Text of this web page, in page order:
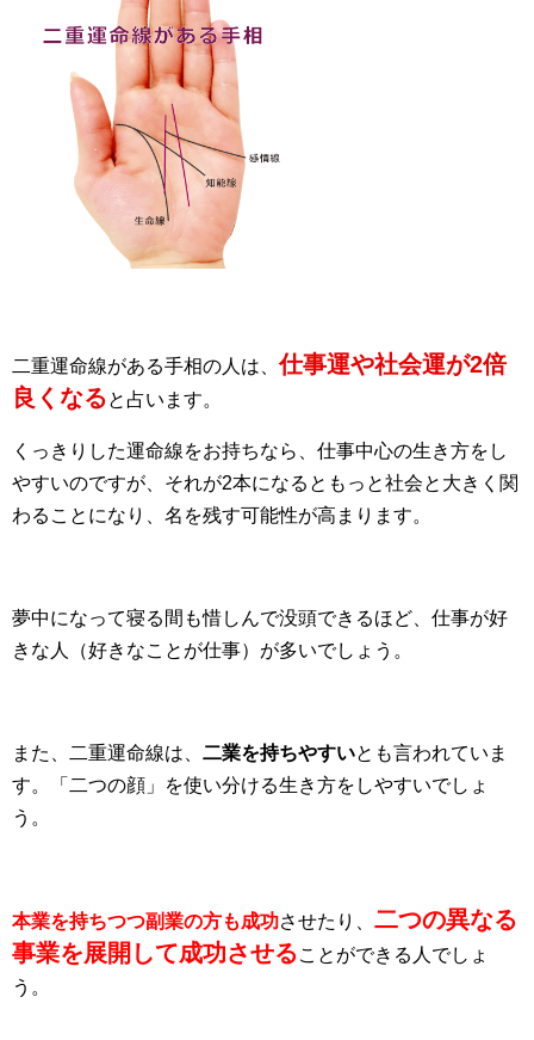
二重運命線がある手相の人は、仕事運や社会運が2倍
良くなると占います。
くっきりした運命線をお持ちなら、仕事中心の生き方をし
やすいのですが、それが2本になるともっと社会と大きく関
わることになり、名を残す可能性が高まります。
夢中になって寝る間も惜しんで没頭できるほど、仕事が好
きな人（好きなことが仕事）が多いでしょう。
また、二重運命線は、 二業を持ちやすいとも言われていま
す。「二つの顔」を使い分ける生き方をしやすいでしょ
う。
本業を持ちつつ副業の方も成功させたり、 二つの異なる
事業を展開して成功させることができる人でしょ
う。